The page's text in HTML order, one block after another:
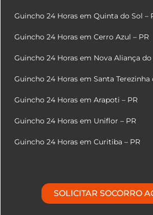
Guincho 24 Horas em Quinta do Sol –
Guincho 24 Horas em Cerro Azul – PR
Guincho 24 Horas em Nova Aliança do
Guincho 24 Horas em Santa Terezinha
Guincho 24 Horas em Arapoti – PR
Guincho 24 Horas em Uniflor – PR
Guincho 24 Horas em Curitiba – PR
SOLICITAR SOCORRO